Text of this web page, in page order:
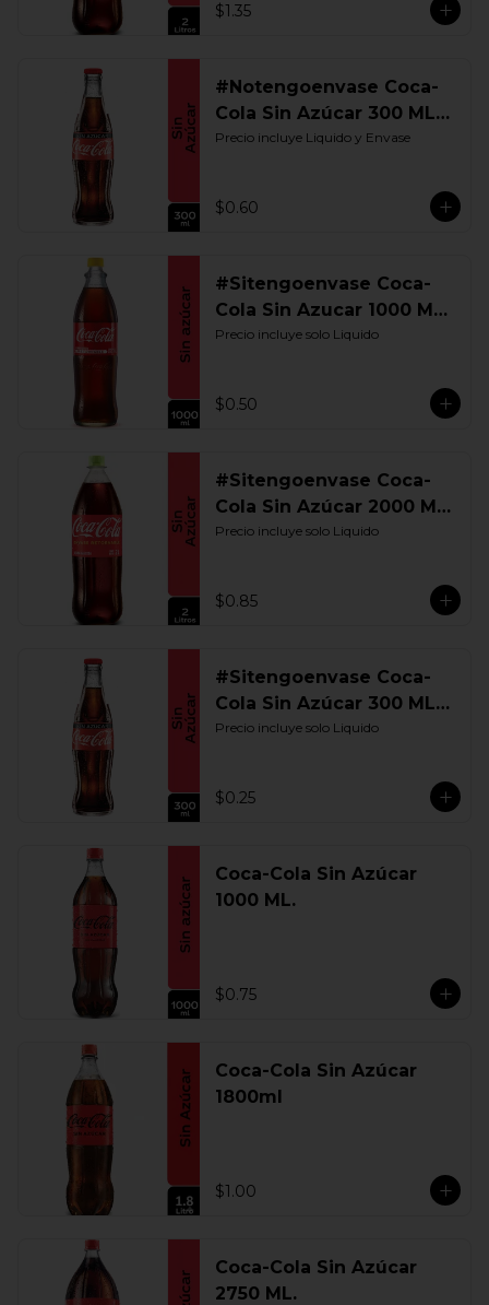
$1.35
#Notengoenvase Coca-
Cola Sin Azúcar 300 ML.
Retornable
Precio incluye Liquido y Envase
$0.60
#Sitengoenvase Coca-
Cola Sin Azucar 1000 ML.
Retornable
Precio incluye solo Liquido
$0.50
#Sitengoenvase Coca-
Cola Sin Azúcar 2000 ML.
Retornable
Precio incluye solo Liquido
$0.85
#Sitengoenvase Coca-
Cola Sin Azúcar 300 ML.
Retornable
Precio incluye solo Liquido
$0.25
Coca-Cola Sin Azúcar
1000 ML.
$0.75
Coca-Cola Sin Azúcar
1800ml
$1.00
Coca-Cola Sin Azúcar
2750 ML.